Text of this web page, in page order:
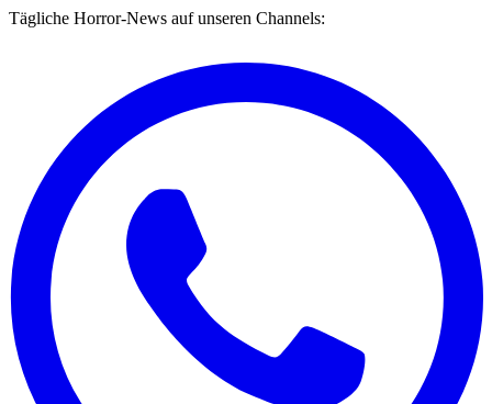
Tägliche Horror-News auf unseren Channels: